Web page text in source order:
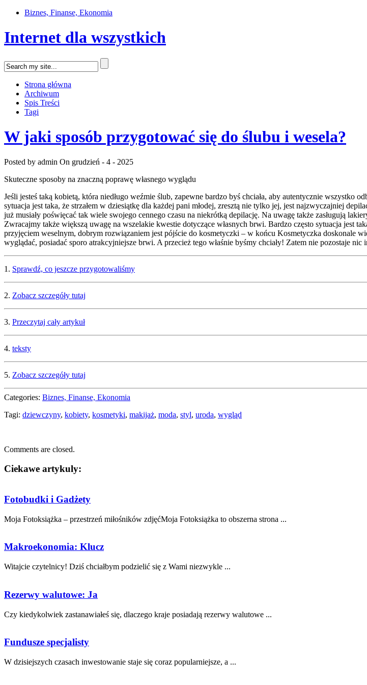
Biznes, Finanse, Ekonomia
Internet dla wszystkich
Strona główna
Archiwum
Spis Treści
Tagi
W jaki sposób przygotować się do ślubu i wesela?
Posted by admin On grudzień - 4 - 2025
Skuteczne sposoby na znaczną poprawę własnego wyglądu
Jeśli jesteś taką kobietą, która niedługo weźmie ślub, zapewne bardzo byś chciała, aby autentycznie wszystko
sytuacja jest taka, że strzałem w dziesiątkę dla każdej pani młodej, zresztą nie tylko jej, jest najzwyczajniej
już musiały poświęcać tak wiele swojego cennego czasu na niekrótką depilację. Na uwagę także zasługują
Zwracajmy także większą uwagę na wszelakie kwestie dotyczące własnych brwi. Bardzo często sytuacja jest
przyjęciem weselnym, dobrym rozwiązaniem jest pójście do kosmetyczki – w końcu Kosmetyczka doskonale
wyglądać, posiadać sporo atrakcyjniejsze brwi. A przecież tego właśnie byśmy chciały! Zatem nie pozostaje
1. Sprawdź, co jeszcze przygotowaliśmy
2. Zobacz szczegóły tutaj
3. Przeczytaj cały artykuł
4. teksty
5. Zobacz szczegóły tutaj
Categories: Biznes, Finanse, Ekonomia
Tagi: dziewczyny, kobiety, kosmetyki, makijaż, moda, styl, uroda, wygląd
Comments are closed.
Ciekawe artykuly:
Fotobudki i Gadżety
Moja Fotoksiążka – przestrzeń miłośników zdjęćMoja Fotoksiążka to obszerna strona ...
Makroekonomia: Klucz
Witajcie czytelnicy!​ Dziś chciałbym podzielić się z Wami niezwykle ...
Rezerwy walutowe: Ja
Czy kiedykolwiek zastanawiałeś się, dlaczego kraje ​posiadają ‍rezerwy ⁤walutowe ...
Fundusze specjalisty
W dzisiejszych czasach inwestowanie staje się coraz popularniejsze, a ...